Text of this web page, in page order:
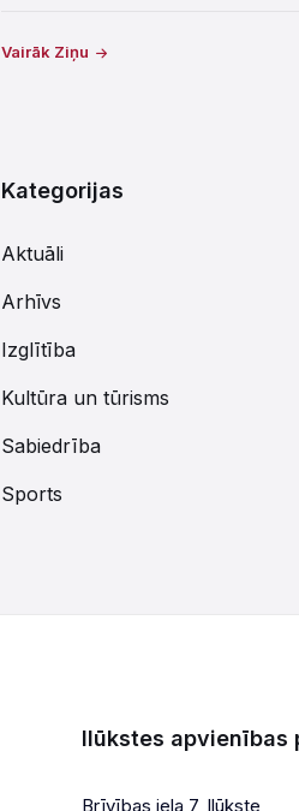
Vairāk Ziņu
Kategorijas
Aktuāli
Arhīvs
Izglītība
Kultūra un tūrisms
Sabiedrība
Sports
Ilūkstes apvienības
Brīvības iela 7, Ilūkste,